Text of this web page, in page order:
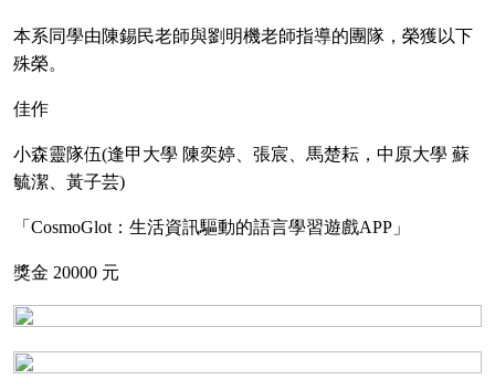
本系同學由陳錫民老師與劉明機老師指導的團隊，榮獲以下
殊榮。
佳作
小森靈隊伍(逢甲大學 陳奕婷、張宸、馬楚耘，中原大學 蘇
毓潔、黃子芸)
「 CosmoGlot ：生活資訊驅動的語言學習遊戲APP 」
獎金 20000 元